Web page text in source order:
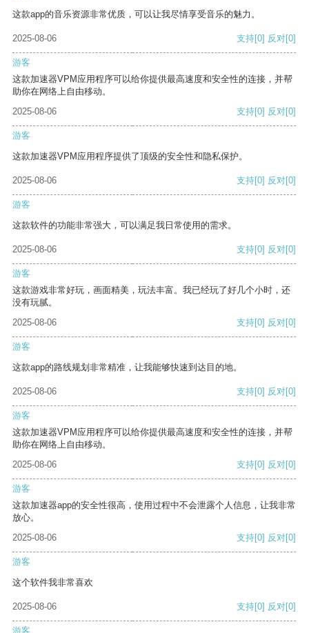
这款app的音乐资源非常优质，可以让我尽情享受音乐的魅力。
2025-08-06 支持[0] 反对[0]
游客
这款加速器VPM应用程序可以给你提供最高速度和安全性的连接，并帮
助你在网络上自由移动。
2025-08-06
支持[0] 反对[0]
游客
这款加速器VPM应用程序提供了顶级的安全性和隐私保护。
2025-08-06 支持[0] 反对[0]
游客
这款软件的功能非常强大，可以满足我日常使用的需求。
2025-08-06 支持[0] 反对[0]
游客
这款游戏非常好玩，画面精美，玩法丰富。我已经玩了好几个小时，还
没有玩腻。
2025-08-06
支持[0] 反对[0]
游客
这款app的路线规划非常精准，让我能够快速到达目的地。
2025-08-06 支持[0] 反对[0]
游客
这款加速器VPM应用程序可以给你提供最高速度和安全性的连接，并帮
助你在网络上自由移动。
2025-08-06
支持[0] 反对[0]
游客
这款加速器app的安全性很高，使用过程中不会泄露个人信息，让我非常
放心。
2025-08-06
支持[0] 反对[0]
游客
这个软件我非常喜欢
2025-08-06 支持[0] 反对[0]
游客